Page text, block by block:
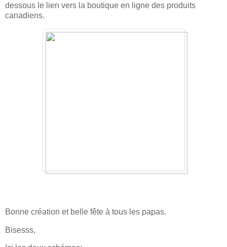
dessous le lien vers la boutique en ligne des produits
canadiens.
Bonne création et belle fête à tous les papas.
Bisesss,